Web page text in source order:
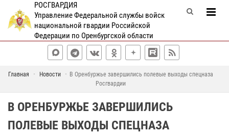
РОСГВАРДИЯ
Управление Федеральной службы войск
национальной гвардии Российской
Федерации по Оренбургской области
Главная Новости
В Оренбуржье завершились полевые выходы спецназа
Росгвардии
В ОРЕНБУРЖЬЕ ЗАВЕРШИЛИСЬ
ПОЛЕВЫЕ ВЫХОДЫ СПЕЦНАЗА